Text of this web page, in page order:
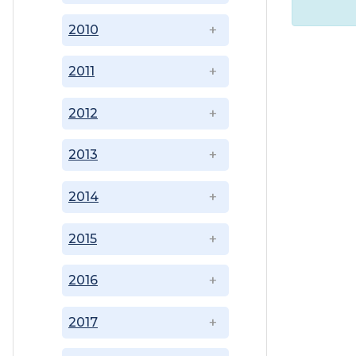
2010
2011
2012
2013
2014
2015
2016
2017